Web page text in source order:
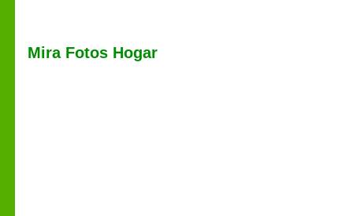
Mira Fotos Hogar